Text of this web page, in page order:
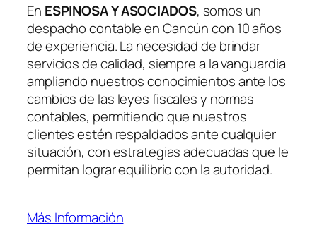
En ESPINOSA Y ASOCIADOS, somos un
despacho contable en Cancún con 10 años
de experiencia. La necesidad de brindar
servicios de calidad, siempre a la vanguardia
ampliando nuestros conocimientos ante los
cambios de las leyes fiscales y normas
contables, permitiendo que nuestros
clientes estén respaldados ante cualquier
situación, con estrategias adecuadas que le
permitan lograr equilibrio con la autoridad.
Más Información